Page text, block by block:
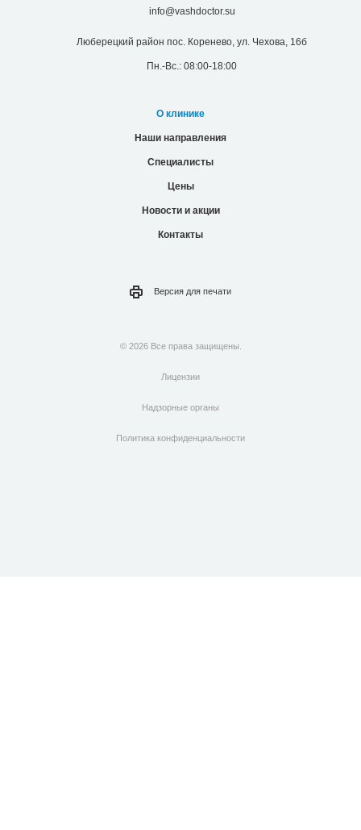
info@vashdoctor.su
Люберецкий район пос. Коренево, ул. Чехова, 16б
Пн.-Вс.: 08:00-18:00
О клинике
Наши направления
Специалисты
Цены
Новости и акции
Контакты
Версия для печати
© 2026 Все права защищены.
Лицензии
Надзорные органы
Политика конфиденциальности